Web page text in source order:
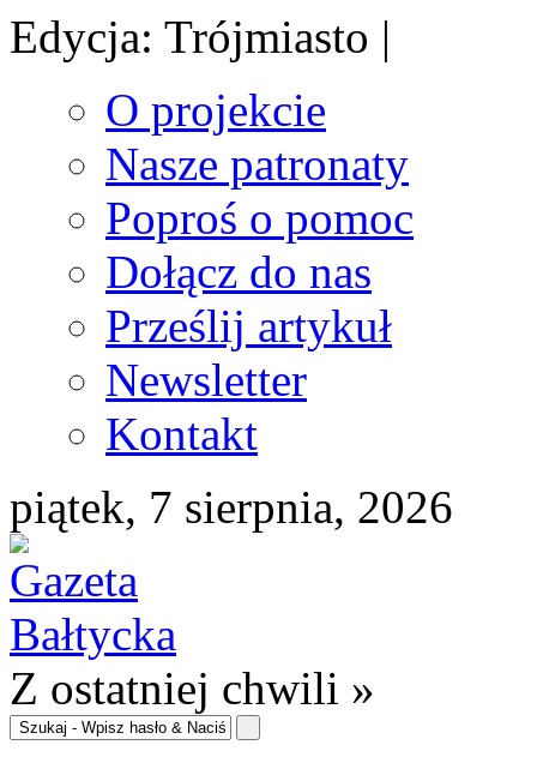
Edycja: Trójmiasto |
O projekcie
Nasze patronaty
Poproś o pomoc
Dołącz do nas
Prześlij artykuł
Newsletter
Kontakt
piątek, 7 sierpnia, 2026
Z ostatniej chwili »